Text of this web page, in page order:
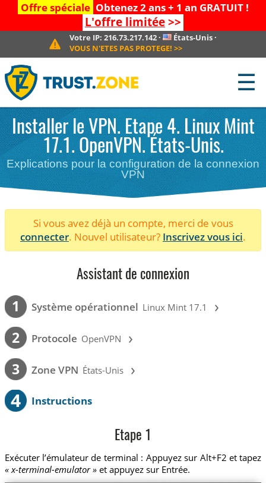
Offre spéciale Obtenez 2 ans + 1 an GRATUIT !
L'offre limitée>>
Votre IP: 216.73.217.142· États-Unis ·
VOUS N'ETES PAS PROTEGE! >>
☰
Installer le VPN. Etape 4. Linux Mint
17.1. OpenVPN. États-Unis.
Explications pour la configuration de la connexion
VPN
Si vous avez déjà un compte, merci de vous
connecter. Nouvel utilisateur? Inscrivez vous ici.
Assistant de connexion
1 Système opérationnel Linux Mint 17.1 ›
2 Protocole OpenVPN ›
3 Zone VPN États-Unis ›
4 Instructions
Etape 1
Exécuter l’émulateur de terminal : Appuyez sur Alt+F2 et tapez
« x-terminal-emulator »et appuyez sur Entrée.